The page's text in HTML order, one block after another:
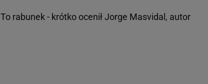
rabunek - krótko ocenił Jorge Masvidal, autor